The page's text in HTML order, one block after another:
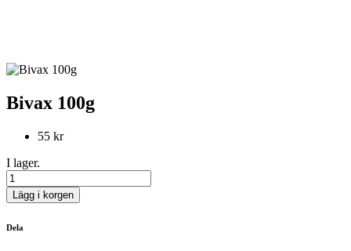
Bivax 100g
55 kr
I lager.
Lägg i korgen
Dela